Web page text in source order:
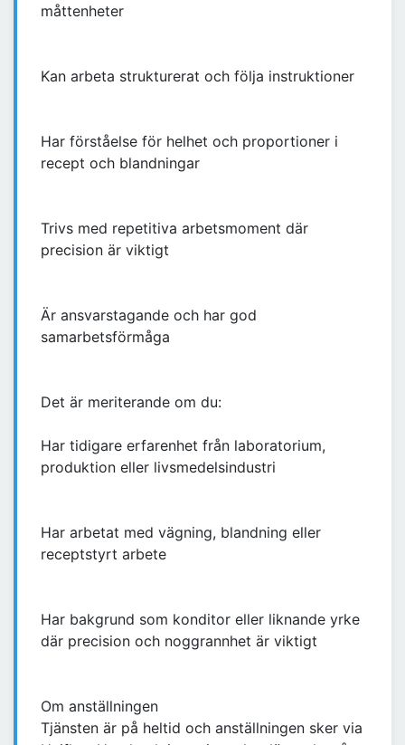
måttenheter
Kan arbeta strukturerat och följa instruktioner
Har förståelse för helhet och proportioner i
recept och blandningar
Trivs med repetitiva arbetsmoment där
precision är viktigt
Är ansvarstagande och har god
samarbetsförmåga
Det är meriterande om du:
Har tidigare erfarenhet från laboratorium,
produktion eller livsmedelsindustri
Har arbetat med vägning, blandning eller
receptstyrt arbete
Har bakgrund som konditor eller liknande yrke
där precision och noggrannhet är viktigt
Om anställningen
Tjänsten är på heltid och anställningen sker via